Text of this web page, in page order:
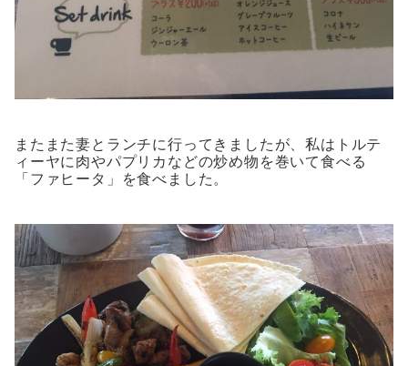
またまた妻とランチに行ってきましたが、私はトルテ
ィーヤに肉やパプリカなどの炒め物を巻いて食べる
「ファヒータ」を食べました。